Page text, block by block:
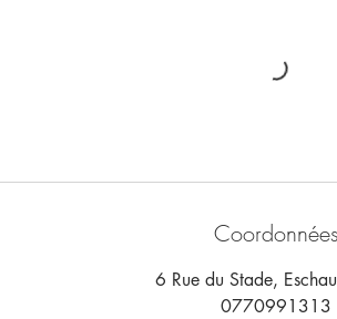
Coordonnées
6 Rue du Stade,
0770991313